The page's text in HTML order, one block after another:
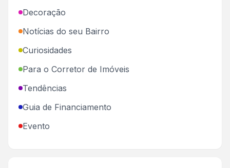
Decoração
Notícias do seu Bairro
Curiosidades
Para o Corretor de Imóveis
Tendências
Guia de Financiamento
Evento